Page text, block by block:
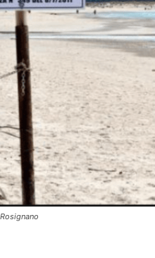
Rosignano